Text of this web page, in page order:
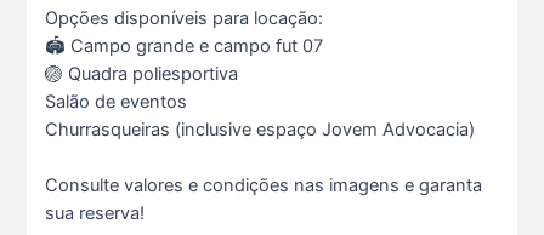
Opções disponíveis para locação:
🏟️ Campo grande e campo fut 07
🏐 Quadra poliesportiva
Salão de eventos
Churrasqueiras (inclusive espaço Jovem Advocacia)
Consulte valores e condições nas imagens e garanta
sua reserva!
Ganhar tempo, automatizar tarefas e aumentar a pro s...
7 De Julho De 2026